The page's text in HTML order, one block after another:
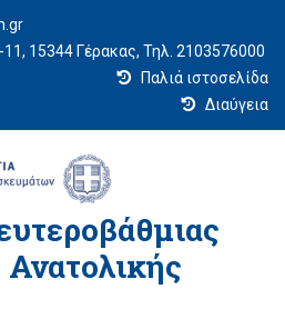
15344 Γέρακας, Τηλ. 2103576000
Παλιά ιστοσελίδα
Διαύγεια